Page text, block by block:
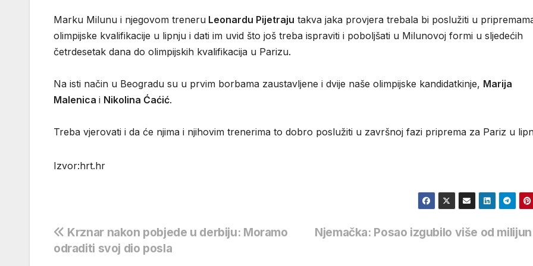
Marku Milunu i njegovom treneru Leonardu Pijetraju takva jaka provjera trebala bi poslužiti u
olimpijske kvalifikacije u lipnju i dati im uvid što još treba ispraviti i poboljšati u Milunovoj formi u sljedećih
četrdesetak dana do olimpijskih kvalifikacija u Parizu.
Na isti način u Beogradu su u prvim borbama zaustavljene i dvije naše olimpijske kandidatkinje, Marija
Malenica i Nikolina Ćaćić.
Treba vjerovati i da će njima i njihovim trenerima to dobro poslužiti u završnoj fazi priprema za Pariz u
Izvor:hrt.hr
Navigacija
Njemačka: Posao izgubilo više od
Krznar nakon pobjede u derbiju: Moramo
odraditi svoj dio posla